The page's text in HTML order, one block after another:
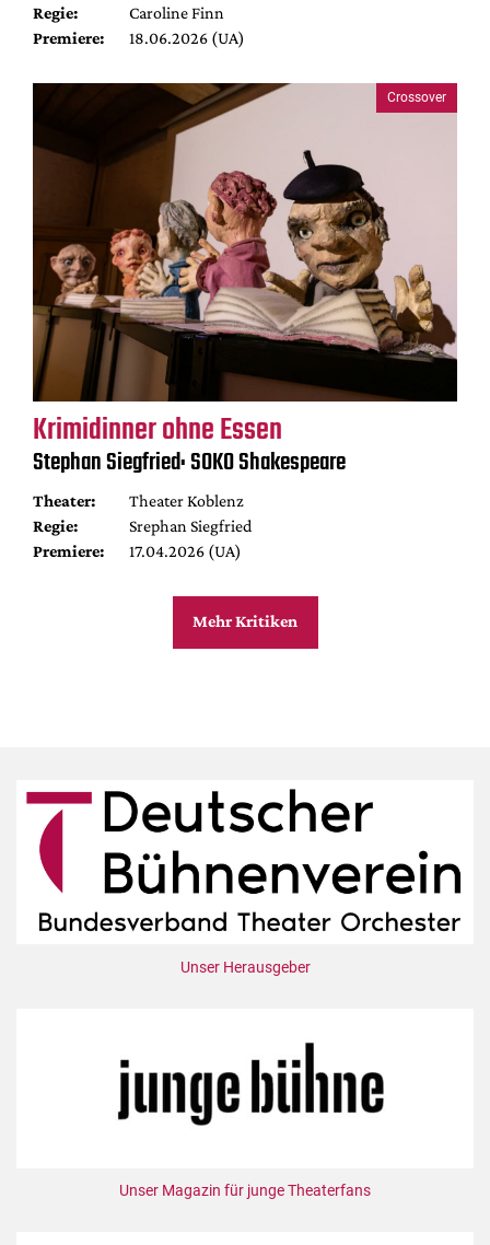
Regie:
Caroline Finn
Premiere:
18.06.2026 (UA)
Crossover
Krimidinner ohne Essen
Stephan Siegfried: SOKO Shakespeare
Theater:
Theater Koblenz
Regie:
Srephan Siegfried
Premiere:
17.04.2026 (UA)
Mehr Kritiken
Unser Herausgeber
Unser Magazin für junge Theaterfans